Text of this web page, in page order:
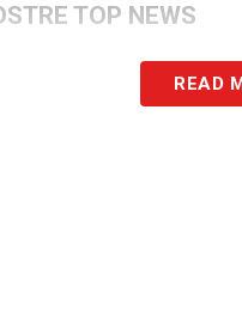
TOP NEWS
READ